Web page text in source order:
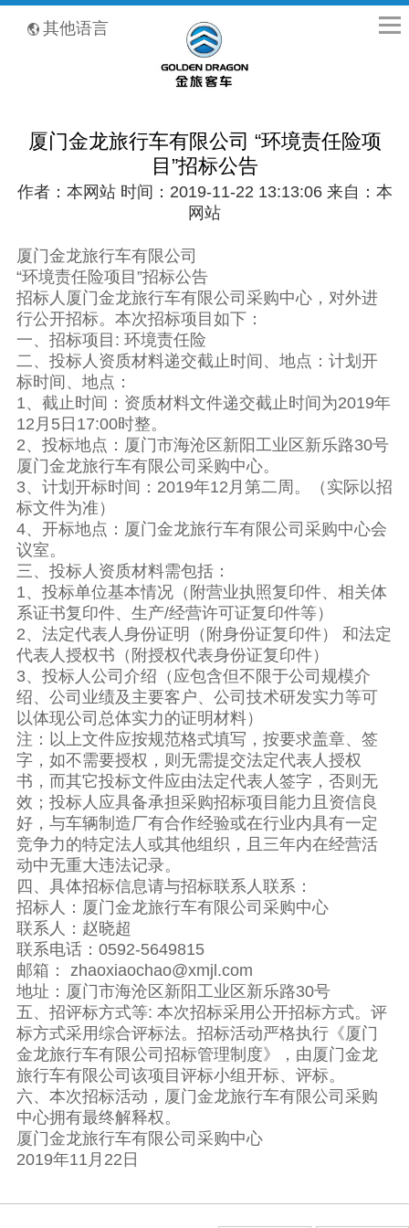
其他语言
厦门金龙旅行车有限公司 “环境责任险项
目”招标公告
作者：本网站 时间：2019-11-22 13:13:06 来自：本
网站
厦门金龙旅行车有限公司
“环境责任险项目”招标公告
招标人厦门金龙旅行车有限公司采购中心，对外进
行公开招标。本次招标项目如下：
一、招标项目: 环境责任险
二、投标人资质材料递交截止时间、地点：计划开
标时间、地点：
1、截止时间：资质材料文件递交截止时间为2019年
12月5日17:00时整。
2、投标地点：厦门市海沧区新阳工业区新乐路30号
厦门金龙旅行车有限公司采购中心。
3、计划开标时间：2019年12月第二周。（实际以招
标文件为准）
4、开标地点：厦门金龙旅行车有限公司采购中心会
议室。
三、投标人资质材料需包括：
1、投标单位基本情况（附营业执照复印件、相关体
系证书复印件、生产/经营许可证复印件等）
2、法定代表人身份证明（附身份证复印件） 和法定
代表人授权书（附授权代表身份证复印件）
3、投标人公司介绍（应包含但不限于公司规模介
绍、公司业绩及主要客户、公司技术研发实力等可
以体现公司总体实力的证明材料）
注：以上文件应按规范格式填写，按要求盖章、签
字，如不需要授权，则无需提交法定代表人授权
书，而其它投标文件应由法定代表人签字，否则无
效；投标人应具备承担采购招标项目能力且资信良
好，与车辆制造厂有合作经验或在行业内具有一定
竞争力的特定法人或其他组织，且三年内在经营活
动中无重大违法记录。
四、具体招标信息请与招标联系人联系：
招标人：厦门金龙旅行车有限公司采购中心
联系人：赵晓超
联系电话：0592-5649815
邮箱： zhaoxiaochao@xmjl.com
地址：厦门市海沧区新阳工业区新乐路30号
五、招评标方式等: 本次招标采用公开招标方式。评
标方式采用综合评标法。招标活动严格执行《厦门
金龙旅行车有限公司招标管理制度》，由厦门金龙
旅行车有限公司该项目评标小组开标、评标。
六、本次招标活动，厦门金龙旅行车有限公司采购
中心拥有最终解释权。
厦门金龙旅行车有限公司采购中心
2019年11月22日